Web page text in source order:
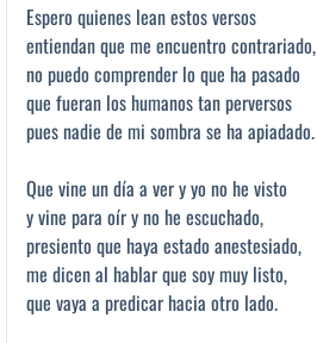
Espero quienes lean estos versos
entiendan que me encuentro contrariado,
no puedo comprender lo que ha pasado
que fueran los humanos tan perversos
pues nadie de mi sombra se ha apiadado.
Que vine un día a ver y yo no he visto
y vine para oír y no he escuchado,
presiento que haya estado anestesiado,
me dicen al hablar que soy muy listo,
que vaya a predicar hacia otro lado.